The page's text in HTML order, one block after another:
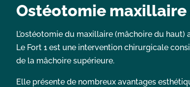
Ostéotomie maxillaire
L’ostéotomie du maxillaire (mâchoire du
Le Fort 1 est une intervention chirurgicale
de la mâchoire supérieure.
Elle présente de nombreux avantages